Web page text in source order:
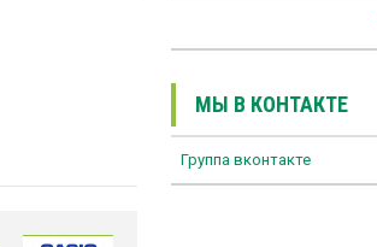
МЫ В КОНТАКТЕ
Группа вконтакте